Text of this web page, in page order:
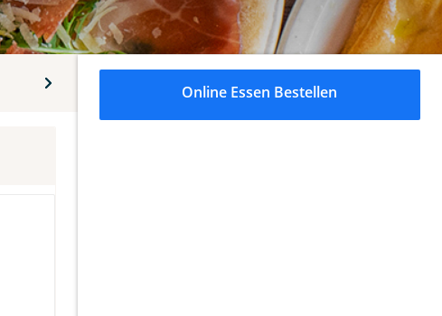
Alkoholfreie Getränke Alkoholische Getränke
Online Essen Bestellen